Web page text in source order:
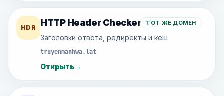
HDR HTTP Header Checker ТОТ ЖЕ ДОМЕН
Заголовки ответа, редиректы и кеш
truyenmanhwa.lat
Открыть→